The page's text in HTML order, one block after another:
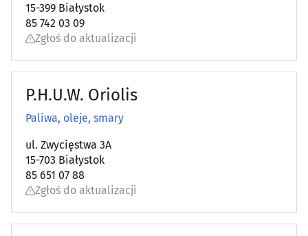
15-399 Białystok
85 742 03 09
Zgłoś do aktualizacji
P.H.U.W. Oriolis
Paliwa, oleje, smary
ul. Zwycięstwa 3A
15-703 Białystok
85 651 07 88
Zgłoś do aktualizacji